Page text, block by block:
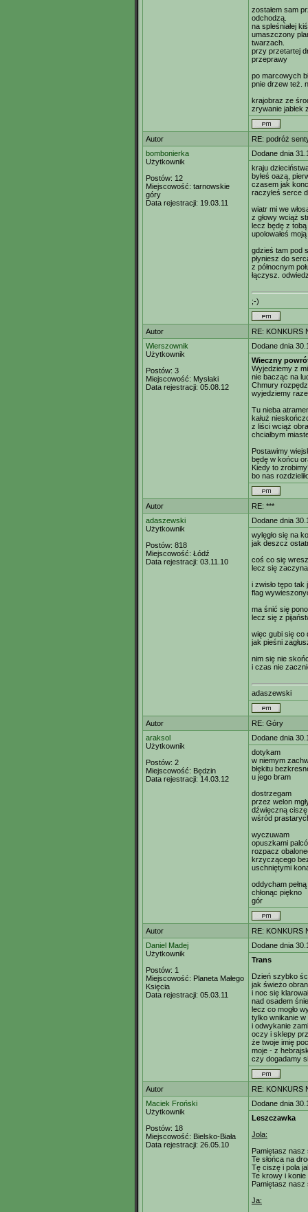
zostałem sam
odchodzą.
na spleśniałej
umaszczony
twarzach.
przy przetartej
przeprawy
po marcowych
pnie drzew też.
krajobraz ze
zrywanie jabłek
Autor
RE: podróż
bombonierka
Użytkownik
Postów: 12
Miejscowość: tarnowskie
góry
Data rejestracji: 19.03.11
Dodane dnia
kraju
byłeś oazą,
czasem jak
raczyłeś serce
wiatr mi we
z głowy wciąż
lecz będę z
upolowałeś
gdzieś tam pod
płyniesz do
z północnym
łączysz.
;-)
Autor
RE: KONKURS
Wierszownik
Użytkownik
Postów: 3
Miejscowość: Mysłaki
Data rejestracji: 05.08.12
Dodane dnia
Wieczny
Wyjedziemy z
nie bacząc na
Chmury
wyjedziemy
Tu nieba
kałuż
z liści wciąż
chciałbym
Postawimy
będę w końcu
Kiedy to
bo nas
Autor
RE: ***
adaszewski
Użytkownik
Postów: 818
Miejscowość: Łódź
Data rejestracji: 03.11.10
Dodane dnia
wylęgło się na
jak deszcz
coś co się
lecz się zaczyna
i zwisło tępo tak
flag
ma śnić się
lecz się z
więc gubi się co
jak pieśni
nim się nie
i czas nie
adaszewski
Autor
RE: Góry
araksol
Użytkownik
Postów: 2
Miejscowość: Będzin
Data rejestracji: 14.03.12
Dodane dnia
dotykam
w niemym
błękitu
u jego bram
dostrzegam
przez welon
dźwięczną ciszę
wśród
wyczuwam
opuszkami
rozpacz
krzyczącego
uschniętymi
oddycham
chłonąc piękno
gór
Autor
RE: KONKURS
Daniel Madej
Użytkownik
Postów: 1
Miejscowość: Planeta Małego
Księcia
Data rejestracji: 05.03.11
Dodane dnia
Trans
Dzień szybko
jak świeżo
i noc się
nad osadem
lecz co mogło
tylko wnikanie w
i odwykanie
oczy i sklepy
że twoje imię
moje - z
czy dogadamy
Autor
RE: KONKURS
Maciek Froński
Użytkownik
Postów: 18
Miejscowość: Bielsko-Biała
Data rejestracji: 26.05.10
Dodane dnia
Leszczawka
Jola:
Pamiętasz
Te słońca na
Tę ciszę i pola
Te krowy i konie
Pamiętasz
Ja: